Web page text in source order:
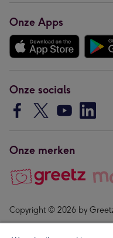
Onze Apps
Onze socials
Onze merken
Copyright © 2026 by